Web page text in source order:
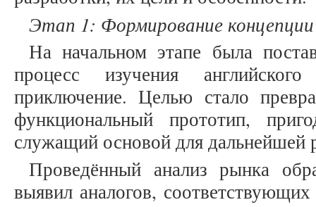
Этап 1: Формирование концепции
На начальном этапе была
процесс изучения
приключение. Целью стало
функциональный прототип,
служащий основой для дальнейшей
Проведённый анализ рынка
выявил аналогов,